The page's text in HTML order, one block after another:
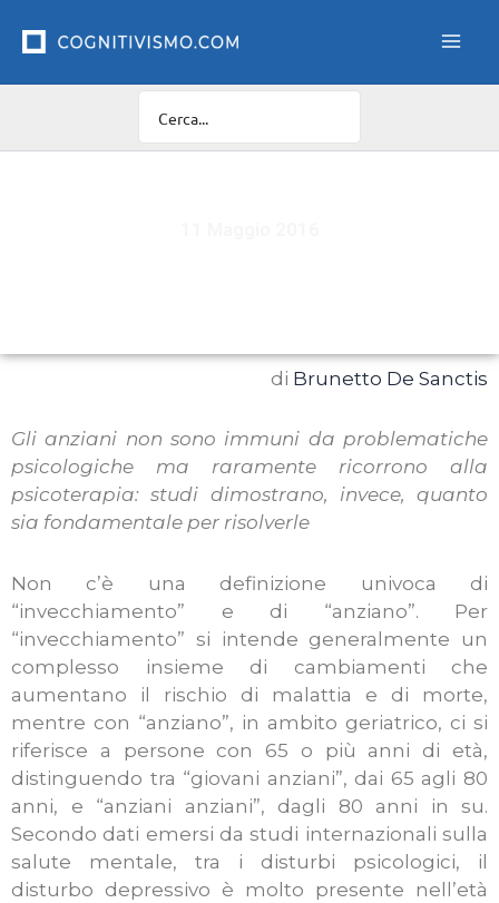
di Brunetto De Sanctis
Gli anziani non sono immuni da problematiche
psicologiche ma raramente ricorrono alla
psicoterapia: studi dimostrano, invece, quanto
sia fondamentale per risolverle
Non c’è una definizione univoca di
“invecchiamento” e di “anziano”. Per
“invecchiamento” si intende generalmente un
complesso insieme di cambiamenti che
aumentano il rischio di malattia e di morte,
mentre con “anziano”, in ambito geriatrico, ci si
riferisce a persone con 65 o più anni di età,
distinguendo tra “giovani anziani”, dai 65 agli 80
anni, e “anziani anziani”, dagli 80 anni in su.
Secondo dati emersi da studi internazionali sulla
salute mentale, tra i disturbi psicologici, il
disturbo depressivo è molto presente nell’età